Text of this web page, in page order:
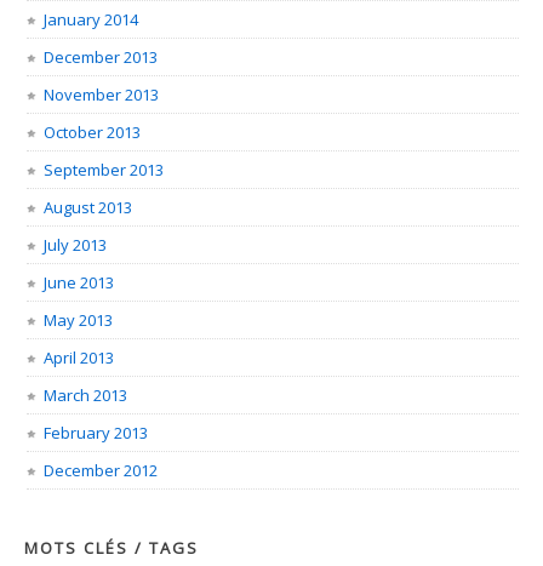
January 2014
December 2013
November 2013
October 2013
September 2013
August 2013
July 2013
June 2013
May 2013
April 2013
March 2013
February 2013
December 2012
MOTS CLÉS / TAGS